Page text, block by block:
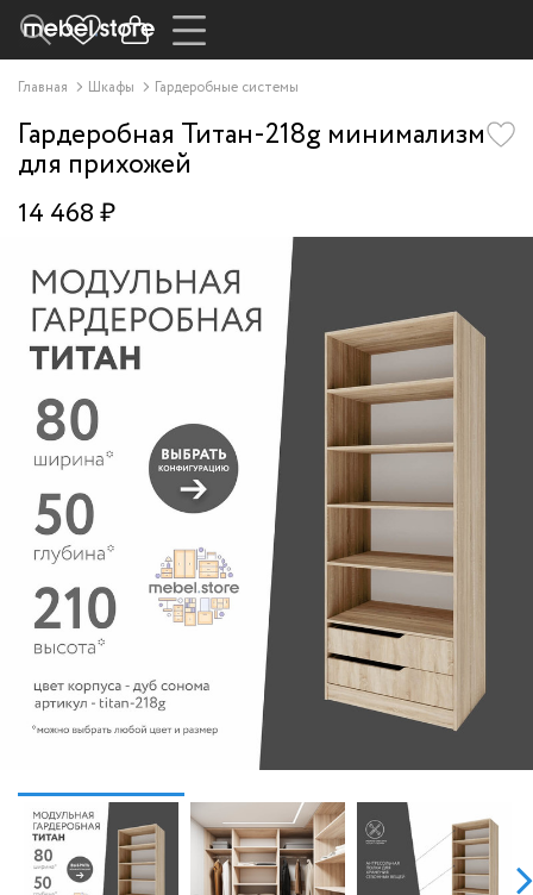
Главная Шкафы Гардеробные системы
Гардеробная Титан-218g минимализм
для прихожей
14 468 ₽